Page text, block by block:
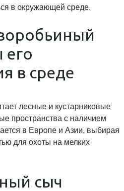
в окружающей среде.
его
в среде
лесные и кустарниковые
пространства с наличием
в Европе и Азии, выбирая
для охоты на мелких
сыч